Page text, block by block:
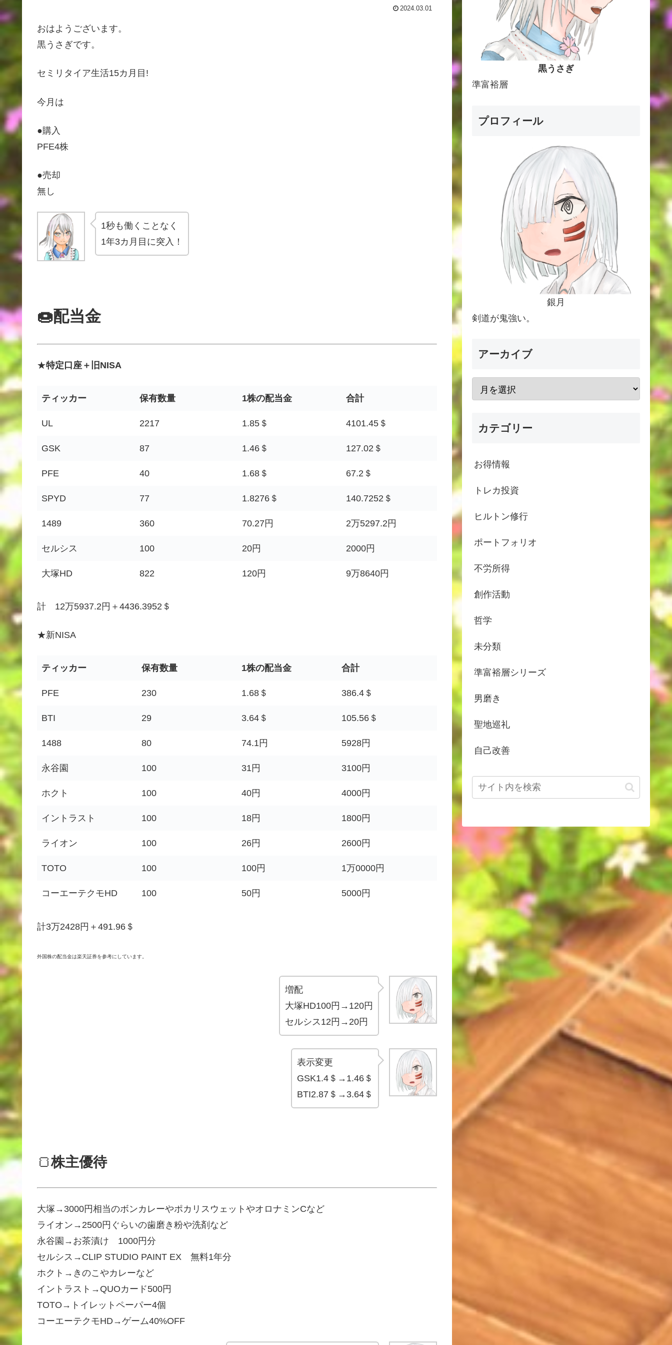
2024.03.01
おはようございます。
黒うさぎです。
セミリタイア生活15カ月目!
今月は
●購入
PFE4株
●売却
無し
1秒も働くことなく
1年3カ月目に突入！
🍩配当金
★特定口座＋旧NISA
ティッカー 保有数量 1株の配当金 合計
UL 2217 1.85＄ 4101.45＄
GSK 87 1.46＄ 127.02＄
PFE 40 1.68＄ 67.2＄
SPYD 77 1.8276＄ 140.7252＄
1489 360 70.27円 2万5297.2円
セルシス 100 20円 2000円
大塚HD 822 120円 9万8640円
計 12万5937.2円＋4436.3952＄
★新NISA
ティッカー 保有数量 1株の配当金 合計
PFE 230 1.68＄ 386.4＄
BTI 29 3.64＄ 105.56＄
1488 80 74.1円 5928円
永谷園 100 31円 3100円
ホクト 100 40円 4000円
イントラスト 100 18円 1800円
ライオン 100 26円 2600円
TOTO 100 100円 1万0000円
コーエーテクモHD 100 50円 5000円
計3万2428円＋491.96＄
外国株の配当金は楽天証券を参考にしています。
増配
大塚HD100円→120円
セルシス12円→20円
表示変更
GSK1.4＄→1.46＄
BTI2.87＄→3.64＄
🍞株主優待
大塚→3000円相当のボンカレーやポカリスウェットやオロナミンCなど
ライオン→2500円ぐらいの歯磨き粉や洗剤など
永谷園→お茶漬け 1000円分
セルシス→CLIP STUDIO PAINT EX 無料1年分
ホクト→きのこやカレーなど
イントラスト→QUOカード500円
TOTO→トイレットペーパー4個
コーエーテクモHD→ゲーム40%OFF
黒うさぎ
準富裕層
プロフィール
銀月
剣道が鬼強い。
アーカイブ
カテゴリー
お得情報
トレカ投資
ヒルトン修行
ポートフォリオ
不労所得
創作活動
哲学
未分類
準富裕層シリーズ
男磨き
聖地巡礼
自己改善